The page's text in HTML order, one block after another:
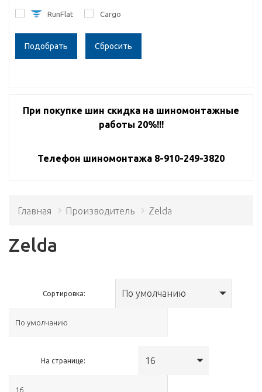
RunFlat Cargo
Сбросить
При покупке шин скидка на шиномонтажные
работы 20%!!!
Телефон шиномонтажа 8-910-249-3820
Главная Производитель Zelda
Zelda
Сортировка: По умолчанию
На странице: 16